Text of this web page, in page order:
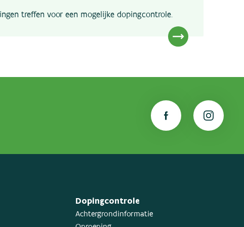
treffen voor een mogelijke dopingcontrole.
Dopingcontrole
Achtergrondinformatie